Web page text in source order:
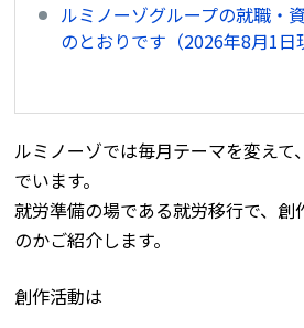
ルミノーゾグループの就職・
のとおりです（2026年8月1日
ルミノーゾでは毎月テーマを変えて
でいます。
就労準備の場である就労移行で、創
のかご紹介します。
創作活動は